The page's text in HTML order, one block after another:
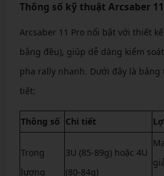
Thông số kỹ thuật Arcsaber
Arcsaber 11 Pro nổi bật với thiết
bằng đều), giúp dễ dàng kiểm
pha rally nhanh. Dưới đây là bảng
tiết:
Thông số Chi tiết
Trọng
lượng
3U (85-89g) hoặc 4U
(80-84g)